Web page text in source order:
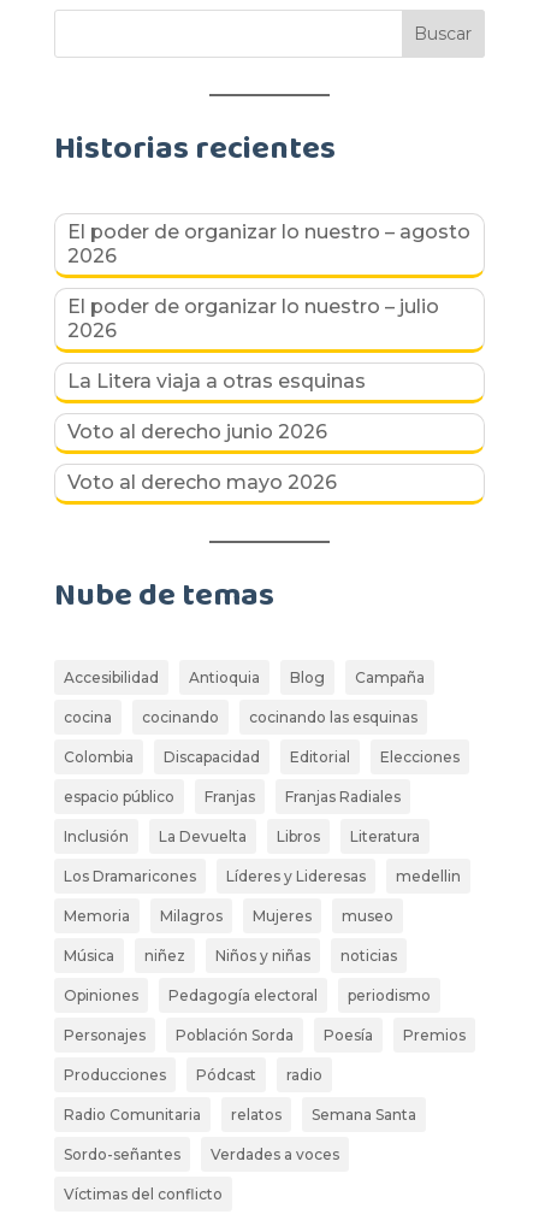
Historias recientes
El poder de organizar lo nuestro – agosto
2026
El poder de organizar lo nuestro – julio
2026
La Litera viaja a otras esquinas
Voto al derecho junio 2026
Voto al derecho mayo 2026
Nube de temas
Accesibilidad Antioquia Blog Campaña
cocina cocinando cocinando las esquinas
Colombia Discapacidad Editorial Elecciones
espacio público Franjas Franjas Radiales
Inclusión La Devuelta Libros Literatura
Los Dramaricones Líderes y Lideresas medellin
Memoria Milagros Mujeres museo
Música niñez Niños y niñas noticias
Opiniones Pedagogía electoral periodismo
Personajes Población Sorda Poesía Premios
Producciones Pódcast radio
Radio Comunitaria relatos Semana Santa
Sordo-señantes Verdades a voces
Víctimas del conflicto